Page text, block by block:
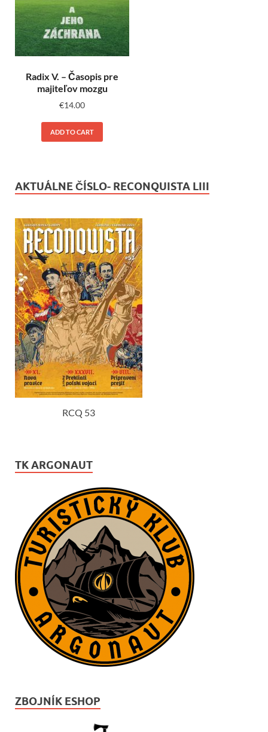
Radix V. – Časopis pre
majiteľov mozgu
€14.00
ADD TO CART
AKTUÁLNE ČÍSLO- RECONQUISTA LIII
RCQ 53
TK ARGONAUT
ZBOJNÍK ESHOP